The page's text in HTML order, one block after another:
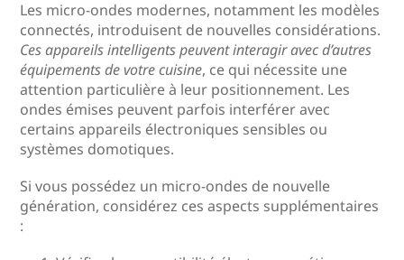
Les micro-ondes modernes, notamment les modèles
connectés, introduisent de nouvelles considérations.
Ces appareils intelligents peuvent interagir avec d’autres
équipements de votre cuisine, ce qui nécessite une
attention particulière à leur positionnement. Les
ondes émises peuvent parfois interférer avec
certains appareils électroniques sensibles ou
systèmes domotiques.
Si vous possédez un micro-ondes de nouvelle
génération, considérez ces aspects supplémentaires
: